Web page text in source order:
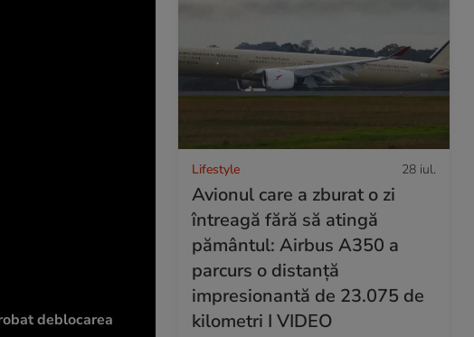
deblocarea
Lifestyle 28 iul.
Avionul care a zburat o zi
întreagă fără să atingă
pământul: Airbus A350 a
parcurs o distanță
impresionantă de 23.075 de
kilometri I VIDEO